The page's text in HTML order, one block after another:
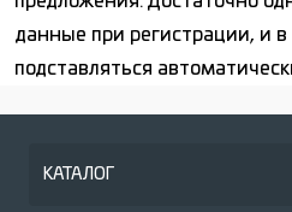
данные при регистрации, и
подставляться
КАТАЛОГ